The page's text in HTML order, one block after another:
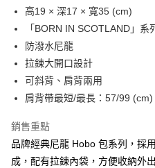
貨到付款
運送方式
免運費
付款後7-11取貨
高19 × 深17 × 寬35 (cm)
「BORN IN SCOTLAND」系
防潑水尼龍
拉鍊大開口設計
可斜背、肩背兩用
肩背帶最短/最長：57/99 (cm)
銷售重點
品牌經典尼龍 Hobo 包系列，採
成，配有拉鍊內袋，方便收納外